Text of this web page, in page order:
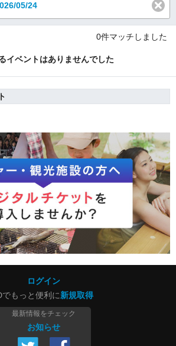
05/24
0件マッチしました
イベントはありませんでした
ログイン
でもっと便利に新規取得
最新情報をチェック
お知らせ